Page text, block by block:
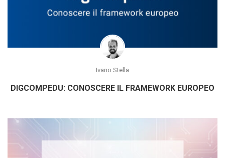
Ivano Stella
DIGCOMPEDU: CONOSCERE IL FRAMEWORK EUROPEO